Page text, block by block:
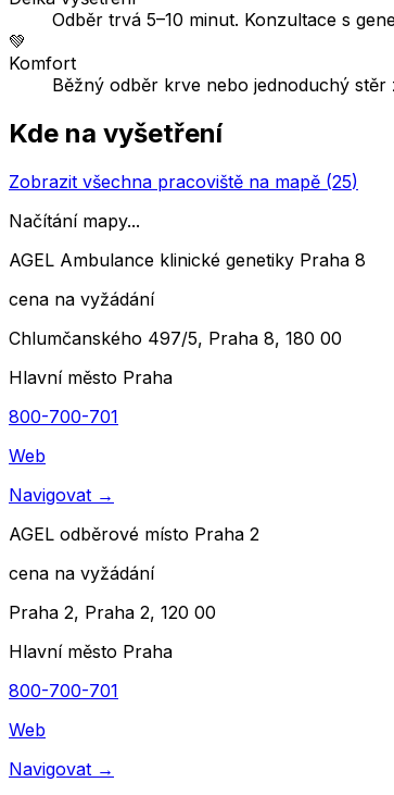
Odběr trvá 5–10 minut. Konzultace s
💚
Komfort
Běžný odběr krve nebo jednoduchý stěr
Kde na vyšetření
Zobrazit všechna pracoviště na mapě (25)
Načítání mapy...
AGEL Ambulance klinické genetiky Praha 8
cena na vyžádání
Chlumčanského 497/5, Praha 8, 180 00
Hlavní město Praha
800-700-701
Web
Navigovat →
AGEL odběrové místo Praha 2
cena na vyžádání
Praha 2, Praha 2, 120 00
Hlavní město Praha
800-700-701
Web
Navigovat →